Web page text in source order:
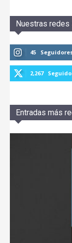
Nuestras
45
2,267
Entradas más